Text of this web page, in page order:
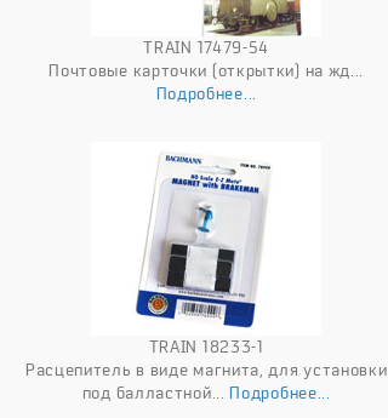
TRAIN 17479-54
Почтовые карточки (открытки) на жд...
Подробнее...
TRAIN 18233-1
Расцепитель в виде магнита, для установки
под балластной...Подробнее...